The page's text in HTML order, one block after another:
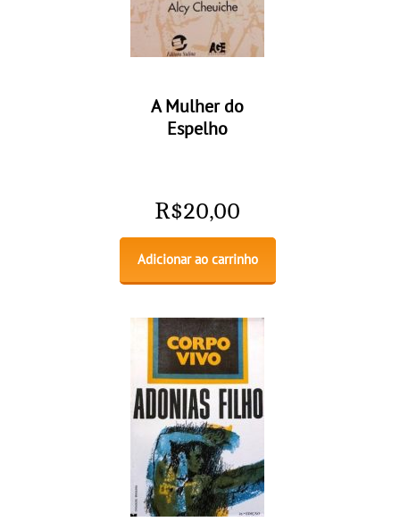
A Mulher do
Espelho
R$20,00
Adicionar ao carrinho